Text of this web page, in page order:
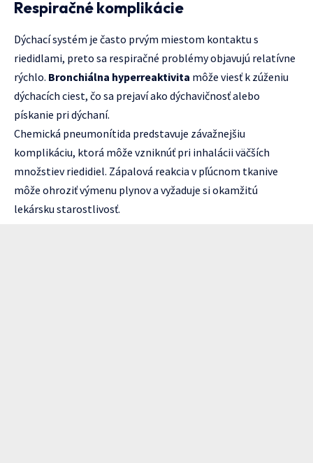
Respiračné komplikácie
Dýchací systém je často prvým miestom kontaktu s
riedidlami, preto sa respiračné problémy objavujú relatívne
rýchlo. Bronchiálna hyperreaktivita môže viesť k zúženiu
dýchacích ciest, čo sa prejaví ako dýchavičnosť alebo
pískanie pri dýchaní.
Chemická pneumonítida predstavuje závažnejšiu
komplikáciu, ktorá môže vzniknúť pri inhalácii väčších
množstiev riedidiel. Zápalová reakcia v pľúcnom tkanive
môže ohroziť výmenu plynov a vyžaduje si okamžitú
lekársku starostlivosť.